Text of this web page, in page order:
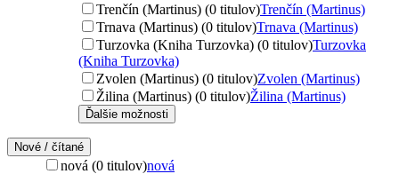
Trenčín (Martinus) (0 titulov)Trenčín (Martinus)
Trnava (Martinus) (0 titulov)Trnava (Martinus)
Turzovka (Kniha Turzovka) (0 titulov)Turzovka
(Kniha Turzovka)
Zvolen (Martinus) (0 titulov)Zvolen (Martinus)
Žilina (Martinus) (0 titulov)Žilina (Martinus)
Ďalšie možnosti
Nové / čítané
nová (0 titulov)nová